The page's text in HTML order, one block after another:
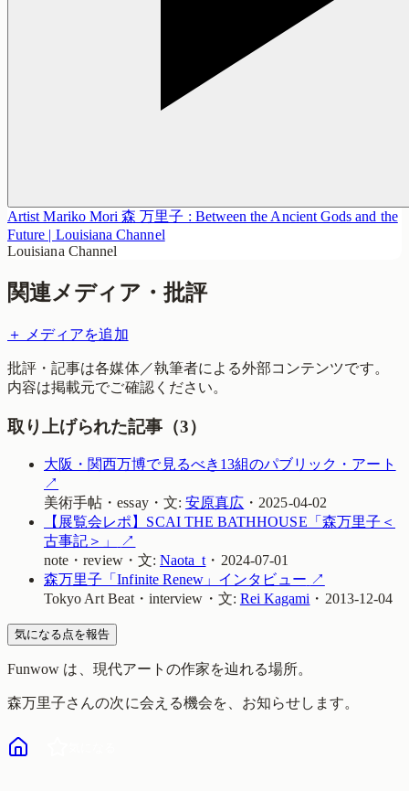
Artist Mariko Mori 森 万里子 : Between the Ancient Gods and the
Future | Louisiana Channel
Louisiana Channel
関連メディア・批評
＋ メディアを追加
批評・記事は各媒体／執筆者による外部コンテンツです。
内容は掲載元でご確認ください。
取り上げられた記事（3）
大阪・関西万博で見るべき13組のパブリック・アート
↗
美術手帖 ・essay・ 文: 安原真広 ・2025-04-02
【展覧会レポ】SCAI THE BATHHOUSE「森万里子＜
古事記＞」
↗
note ・review・ 文:Naota_t・ 2024-07-01
森万里子「Infinite Renew」インタビュー ↗
Tokyo Art Beat・ interview ・ 文: Rei Kagami ・ 2013-12-04
気になる点を報告
Funwow は、現代アートの作家を辿れる場所。
森万里子さんの次に会える機会を、お知らせします。